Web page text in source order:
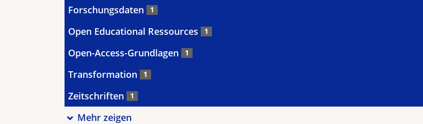
Forschungsdaten 1
Open Educational Ressources 1
Open-Access-Grundlagen 1
Transformation 1
Zeitschriften 1
Mehr zeigen